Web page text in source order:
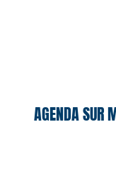
AGENDA SUR